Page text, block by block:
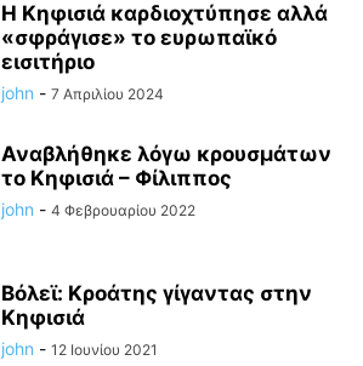
Η Κηφισιά καρδιοχτύπησε αλλά
«σφράγισε» το ευρωπαϊκό
εισιτήριο
john - 7 Απριλίου 2024
Αναβλήθηκε λόγω κρουσμάτων
το Κηφισιά – Φίλιππος
john - 4 Φεβρουαρίου 2022
Βόλεϊ: Κροάτης γίγαντας στην
Κηφισιά
john - 12 Ιουνίου 2021